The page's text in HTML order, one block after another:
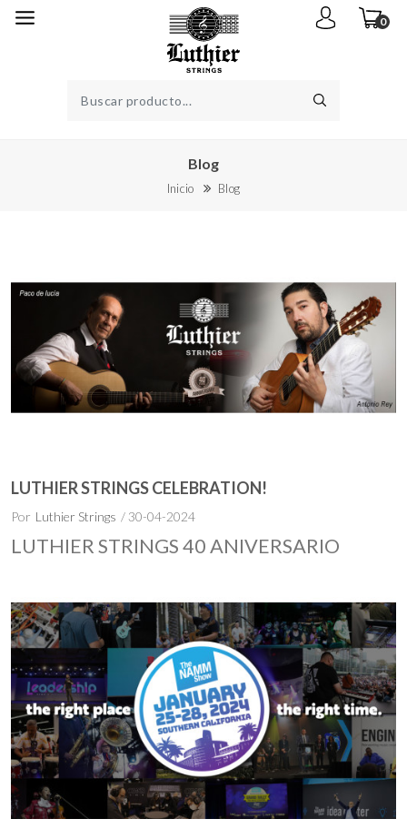
0
Blog
Inicio Blog
LUTHIER STRINGS CELEBRATION!
Por Luthier Strings / 30-04-2024
LUTHIER STRINGS 40 ANIVERSARIO